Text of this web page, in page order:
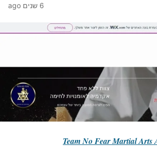
6 שנים ago
Team No Fear Martial Arts